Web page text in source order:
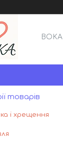
BOKA
товарів
і хрещення